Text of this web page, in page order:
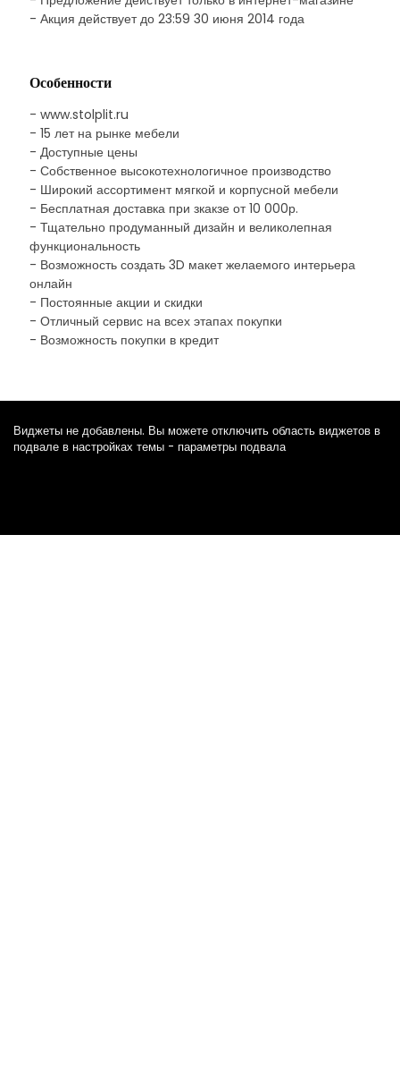
- Акция действует до 23:59 30 июня 2014 года
Особенности
- www.stolplit.ru
- 15 лет на рынке мебели
- Доступные цены
- Собственное высокотехнологичное производство
- Широкий ассортимент мягкой и корпусной мебели
- Бесплатная доставка при зкакзе от 10 000р.
- Тщательно продуманный дизайн и великолепная
функциональность
- Возможность создать 3D макет желаемого интерьера
онлайн
- Постоянные акции и скидки
- Отличный сервис на всех этапах покупки
- Возможность покупки в кредит
Виджеты не добавлены. Вы можете отключить область виджетов в
подвале в настройках темы - параметры подвала